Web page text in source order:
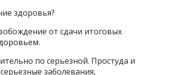
здоровья?
от сдачи итоговых
по серьезной. Простуда и
заболевания,